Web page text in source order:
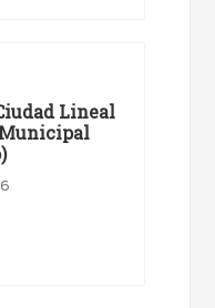
Lineal